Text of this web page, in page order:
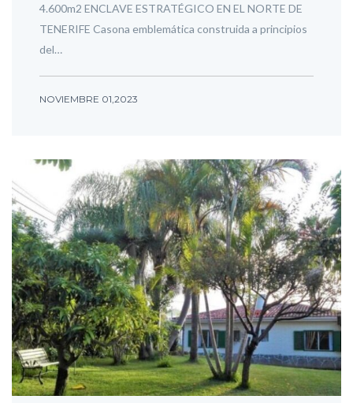
4.600m2 ENCLAVE ESTRATÉGICO EN EL NORTE DE
TENERIFE Casona emblemática construida a principios
del…
NOVIEMBRE 01,2023